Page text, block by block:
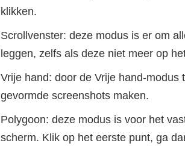
klikken.
Scrollvenster: deze modus is er om
leggen, zelfs als deze niet meer op
Vrije hand: door de Vrije hand-
gevormde screenshots maken.
Polygoon: deze modus is voor het
scherm. Klik op het eerste punt, ga